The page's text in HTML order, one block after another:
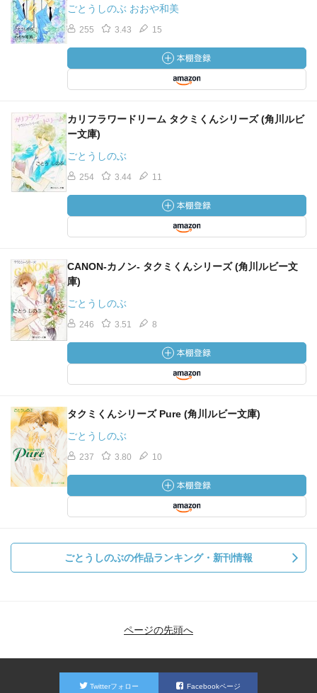
ごとうしのぶ おおや和美
255 3.43 15
カリフラワードリーム タクミくんシリーズ (角川ルビ
ー文庫)
ごとうしのぶ
254 3.44 11
CANON-カノン- タクミくんシリーズ (角川ルビー文
庫)
ごとうしのぶ
246 3.51 8
タクミくんシリーズ Pure (角川ルビー文庫)
ごとうしのぶ
237 3.80 10
ごとうしのぶの作品ランキング・新刊情報
ページの先頭へ
Twitterフォロー Facebookページ